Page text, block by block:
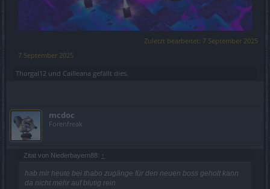
Zuletzt bearbeitet: 7 September 2025
7 September 2025
Thorgal12 und Cailleana gefällt dies.
mcdoc
Forenfreak
Zitat von Niederbayern88: ↑
hab mir heute bei thabo zugänge für den neuen boss geholt kann
da nicht mehr auf blutig rein